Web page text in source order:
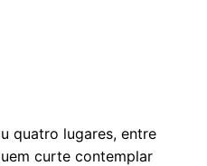
quatro lugares, entre
curte contemplar